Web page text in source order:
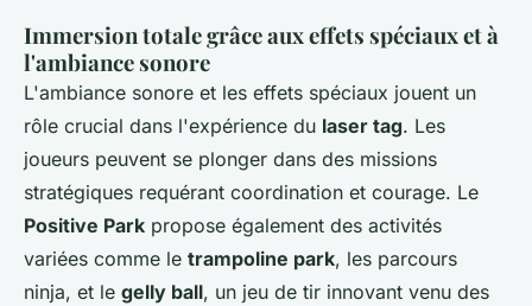
Immersion totale grâce aux effets spéciaux et à
l'ambiance sonore
L'ambiance sonore et les effets spéciaux jouent un
rôle crucial dans l'expérience du laser tag. Les
joueurs peuvent se plonger dans des missions
stratégiques requérant coordination et courage. Le
Positive Park propose également des activités
variées comme le trampoline park, les parcours
ninja, et le gelly ball, un jeu de tir innovant venu des